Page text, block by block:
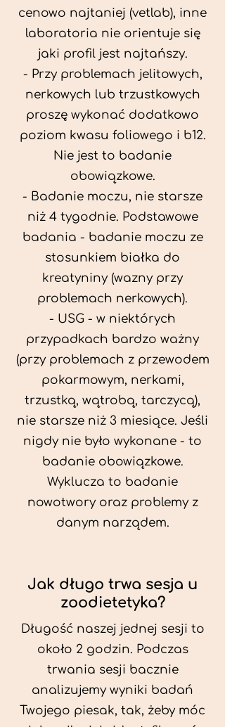
cenowo najtaniej (vetlab), inne
laboratoria nie orientuje się
jaki profil jest najtańszy.
- Przy problemach jelitowych,
nerkowych lub trzustkowych
proszę wykonać dodatkowo
poziom kwasu foliowego i b12.
Nie jest to badanie
obowiązkowe.
- Badanie moczu, nie starsze
niż 4 tygodnie. Podstawowe
badania - badanie moczu ze
stosunkiem białka do
kreatyniny (wazny przy
problemach nerkowych).
- USG - w niektórych
przypadkach bardzo ważny
(przy problemach z przewodem
pokarmowym, nerkami,
trzustką, wątrobą, tarczycą),
nie starsze niż 3 miesiące. Jeśli
nigdy nie było wykonane - to
badanie obowiązkowe.
Wyklucza to badanie
nowotwory oraz problemy z
danym narządem.
Jak długo trwa sesja u
zoodietetyka?
Długość naszej jednej sesji to
około 2 godzin. Podczas
trwania sesji bacznie
analizujemy wyniki badań
Twojego piesak, tak, żeby móc